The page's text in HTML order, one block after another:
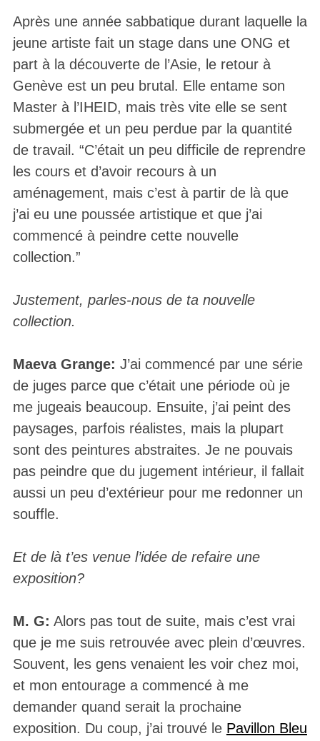
Après une année sabbatique durant laquelle la
jeune artiste fait un stage dans une ONG et
part à la découverte de l’Asie, le retour à
Genève est un peu brutal. Elle entame son
Master à l’IHEID, mais très vite elle se sent
submergée et un peu perdue par la quantité
de travail. “C’était un peu difficile de reprendre
les cours et d’avoir recours à un
aménagement, mais c’est à partir de là que
j’ai eu une poussée artistique et que j’ai
commencé à peindre cette nouvelle
collection.”
Justement, parles-nous de ta nouvelle
collection.
Maeva Grange: J’ai commencé par une série
de juges parce que c’était une période où je
me jugeais beaucoup. Ensuite, j’ai peint des
paysages, parfois réalistes, mais la plupart
sont des peintures abstraites. Je ne pouvais
pas peindre que du jugement intérieur, il fallait
aussi un peu d’extérieur pour me redonner un
souffle.
Et de là t’es venue l’idée de refaire une
exposition?
M. G: Alors pas tout de suite, mais c’est vrai
que je me suis retrouvée avec plein d’œuvres.
Souvent, les gens venaient les voir chez moi,
et mon entourage a commencé à me
demander quand serait la prochaine
exposition. Du coup, j’ai trouvé le Pavillon Bleu